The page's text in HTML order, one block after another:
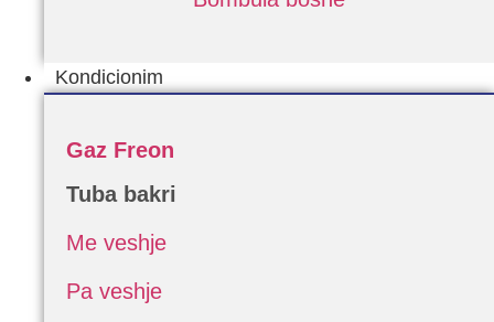
Kondicionim
Gaz Freon
Tuba bakri
Me veshje
Pa veshje